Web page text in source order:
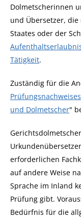
Dolmetscherinnen
und Übersetzer, die
Staates oder der
Tätigkeit.
Zuständig für die
Prüfungsnachweises
und Dolmetscher"
erforderlichen
auf andere Weise
Sprache im Inland
Prüfung gibt.
Bedürfnis für die